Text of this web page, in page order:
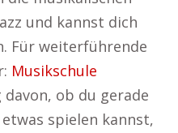
und kannst dich
Für weiterführende
Musikschule
davon, ob du gerade
spielen kannst,